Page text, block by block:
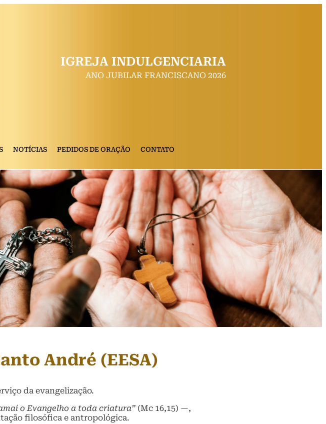
IGREJA INDULGENCIARIA
ANO JUBILAR FRANCISCANO 2026
NOTÍCIAS PEDIDOS DE ORAÇÃO CONTATO
André (EESA)
da evangelização.
o Evangelho a toda criatura” (Mc 16,15) —,
filosófica e antropológica.